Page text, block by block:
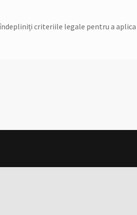
criteriile legale pentru a aplica